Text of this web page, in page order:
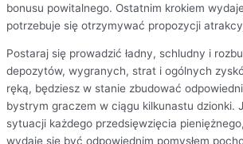
bonusu powitalnego. Ostatnim krokiem
potrzebuje się otrzymywać propozycji
Postaraj się prowadzić ładny, schludny i
depozytów, wygranych, strat i ogólnych
ręką, będziesz w stanie zbudować
bystrym graczem w ciągu kilkunastu dzionki.
sytuacji każdego przedsięwzięcia
wydaje się być odpowiednim pomysłem